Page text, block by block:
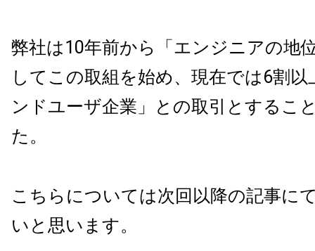
弊社は10年前から「エンジニアの地
してこの取組を始め、現在では6割
ンドユーザ企業」との取引とするこ
た。
こちらについては次回以降の記事に
いと思います。